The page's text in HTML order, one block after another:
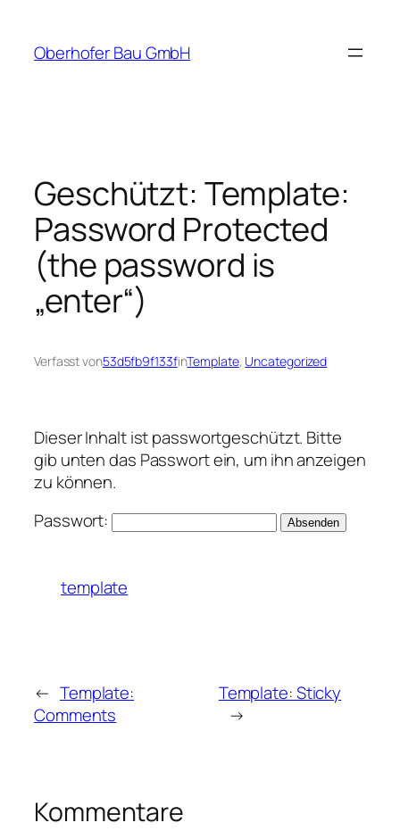
springen
Oberhofer Bau GmbH
Geschützt: Template:
Password Protected
(the password is
„enter“)
Verfasst von53d5fb9f133finTemplate, Uncategorized
Dieser Inhalt ist passwortgeschützt. Bitte
gib unten das Passwort ein, um ihn anzeigen
zu können.
Passwort:
template
← Template:
Comments
Template: Sticky
→
Kommentare